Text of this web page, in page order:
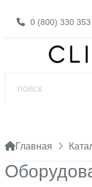
0 (800) 330 353
Главная